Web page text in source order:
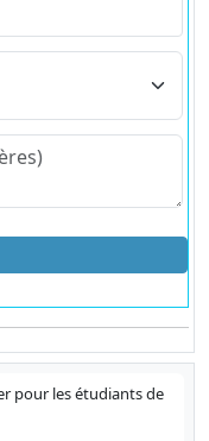
pour les étudiants de